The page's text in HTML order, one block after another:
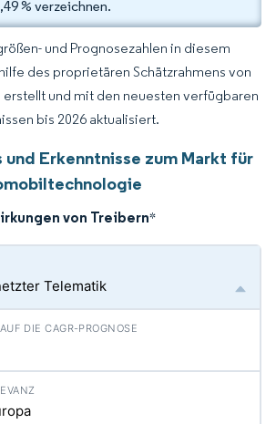
% verzeichnen.
und Prognosezahlen in diesem
des proprietären Schätzrahmens von
und mit den neuesten verfügbaren
bis 2026 aktualisiert.
und Erkenntnisse zum Markt für
von Treibern*
Telematik